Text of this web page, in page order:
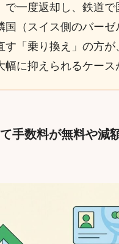
で一度返却し、鉄道で
国（スイス側のバーゼ
す「乗り換え」の方が
幅に抑えられるケース
手数料が無料や減